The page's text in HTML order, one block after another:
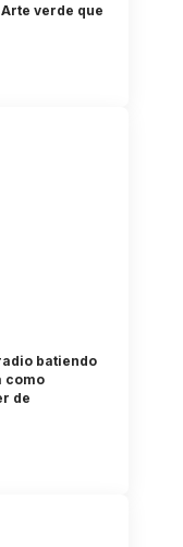
verde que
batiendo
como
de